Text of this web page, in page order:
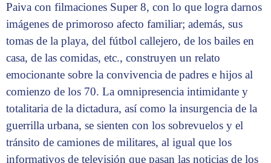
Paiva con filmaciones Super 8, con lo que logra darnos
imágenes de primoroso afecto familiar; además, sus
tomas de la playa, del fútbol callejero, de los bailes en
casa, de las comidas, etc., construyen un relato
emocionante sobre la convivencia de padres e hijos al
comienzo de los 70. La omnipresencia intimidante y
totalitaria de la dictadura, así como la insurgencia de la
guerrilla urbana, se sienten con los sobrevuelos y el
tránsito de camiones de militares, al igual que los
informativos de televisión que pasan las noticias de los